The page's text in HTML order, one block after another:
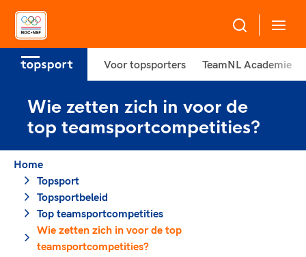
Over NOC*NSF
Sportagenda 2032
Leden
Raad van Toezicht en Bestuur
Merkbescherming NOC*NSF
Onze partners
Sportdeelname
Bonden en professionals in de sport
Beleidsmedewerkers
Clubbestuurders
Coördinatoren en opleiders
Trainer-coaches
Topsport
Voor talentvolle sporters
Atletencommissie
Voor bonden
Voor topsporters TeamNL Academie
Wie zetten zich in voor de
top teamsportcompetities?
Home
Topsport
Topsportbeleid
Top teamsportcompetities
Wie zetten zich in voor de top
teamsportcompetities?